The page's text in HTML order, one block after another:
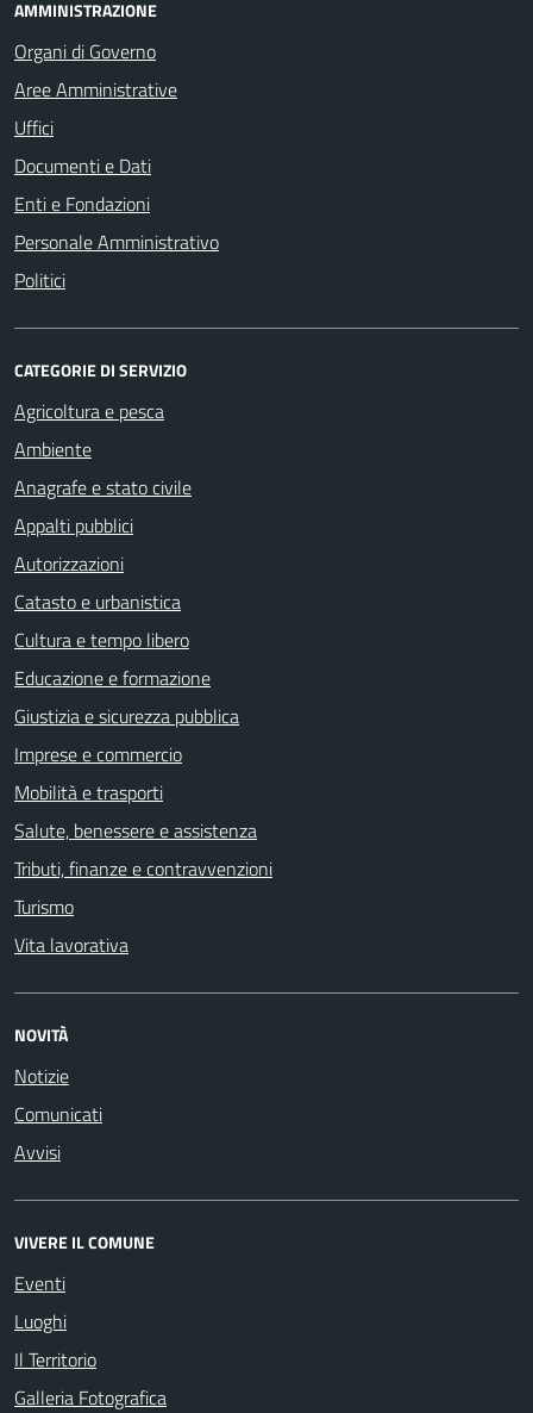
AMMINISTRAZIONE
Organi di Governo
Aree Amministrative
Uffici
Documenti e Dati
Enti e Fondazioni
Personale Amministrativo
Politici
CATEGORIE DI SERVIZIO
Agricoltura e pesca
Ambiente
Anagrafe e stato civile
Appalti pubblici
Autorizzazioni
Catasto e urbanistica
Cultura e tempo libero
Educazione e formazione
Giustizia e sicurezza pubblica
Imprese e commercio
Mobilità e trasporti
Salute, benessere e assistenza
Tributi, finanze e contravvenzioni
Turismo
Vita lavorativa
NOVITÀ
Notizie
Comunicati
Avvisi
VIVERE IL COMUNE
Eventi
Luoghi
Il Territorio
Galleria Fotografica